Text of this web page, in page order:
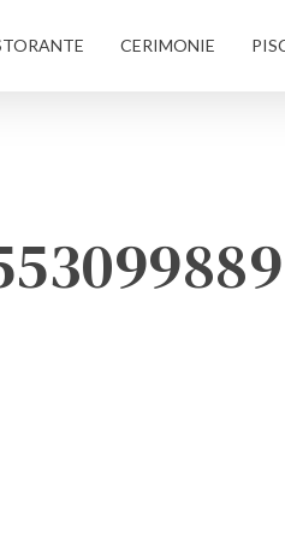
CERIMONIE